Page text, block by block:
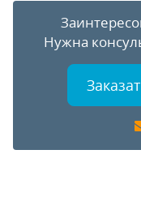
Нужна